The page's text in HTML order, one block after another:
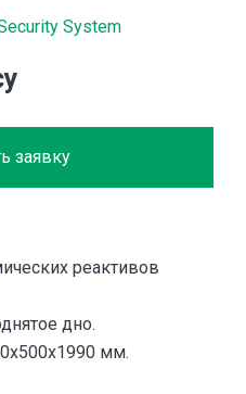
System
заявку
реактивов
дно.
мм.